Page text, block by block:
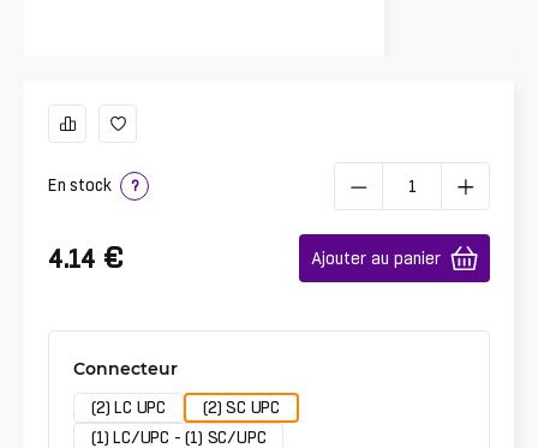
En stock ?
4.14 € Ajouter au panier
Connecteur
(2) LC UPC
(2) SC UPC
(1) LC/UPC - (1) SC/UPC